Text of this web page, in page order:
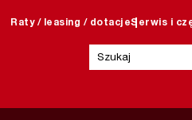
Raty / leasing / dotacjeSerwis i
Szukaj: